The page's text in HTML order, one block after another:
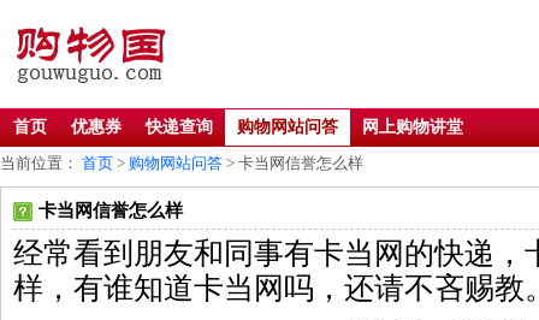
首页 优惠券 快递查询 购物网站问答
网上购物讲堂
当前位置： 首页 > 购物网站问答 > 卡当网信誉怎么样
卡当网信誉怎么样
经常看到朋友和同事有卡当网的快递，
样，有谁知道卡当网吗，还请不吝赐教